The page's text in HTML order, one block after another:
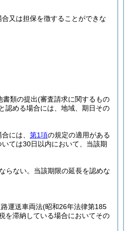
又は担保を徴することができな
書類の提出(審査請求に関するもの
認める場合には、地域、期日その
には、 第1項の規定の適用がある
ては30日以内において、当該期
らない。 当該期限の延長を認めな
運送車両法(昭和26年法律第185
を滞納している場合においてその